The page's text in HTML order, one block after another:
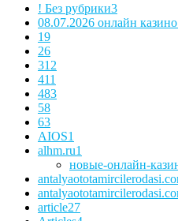
! Без рубрики3
08.07.2026 онлайн
19
26
312
411
483
58
63
AIOS1
alhm.ru1
новые-онлайн-
article27